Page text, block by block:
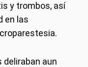
y trombos, así
en las
deliraban aun